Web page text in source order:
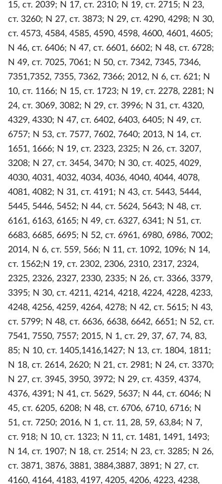
15, ст. 2039; N 17, ст. 2310; N 19, ст. 2715; N 23,
ст. 3260; N 27, ст. 3873; N 29, ст. 4290, 4298; N 30,
ст. 4573, 4584, 4585, 4590, 4598, 4600, 4601, 4605;
N 46, ст. 6406; N 47, ст. 6601, 6602; N 48, ст. 6728;
N 49, ст. 7025, 7061; N 50, ст. 7342, 7345, 7346,
7351,7352, 7355, 7362, 7366; 2012, N 6, ст. 621; N
10, ст. 1166; N 15, ст. 1723; N 19, ст. 2278, 2281; N
24, ст. 3069, 3082; N 29, ст. 3996; N 31, ст. 4320,
4329, 4330; N 47, ст. 6402, 6403, 6405; N 49, ст.
6757; N 53, ст. 7577, 7602, 7640; 2013, N 14, ст.
1651, 1666; N 19, ст. 2323, 2325; N 26, ст. 3207,
3208; N 27, ст. 3454, 3470; N 30, ст. 4025, 4029,
4030, 4031, 4032, 4034, 4036, 4040, 4044, 4078,
4081, 4082; N 31, ст. 4191; N 43, ст. 5443, 5444,
5445, 5446, 5452; N 44, ст. 5624, 5643; N 48, ст.
6161, 6163, 6165; N 49, ст. 6327, 6341; N 51, ст.
6683, 6685, 6695; N 52, ст. 6961, 6980, 6986, 7002;
2014, N 6, ст. 559, 566; N 11, ст. 1092, 1096; N 14,
ст. 1562;N 19, ст. 2302, 2306, 2310, 2317, 2324,
2325, 2326, 2327, 2330, 2335; N 26, ст. 3366, 3379,
3395; N 30, ст. 4211, 4214, 4218, 4224, 4228, 4233,
4248, 4256, 4259, 4264, 4278; N 42, ст. 5615; N 43,
ст. 5799; N 48, ст. 6636, 6638, 6642, 6651; N 52, ст.
7541, 7550, 7557; 2015, N 1, ст. 29, 37, 67, 74, 83,
85; N 10, ст. 1405,1416,1427; N 13, ст. 1804, 1811;
N 18, ст. 2614, 2620; N 21, ст. 2981; N 24, ст. 3370;
N 27, ст. 3945, 3950, 3972; N 29, ст. 4359, 4374,
4376, 4391; N 41, ст. 5629, 5637; N 44, ст. 6046; N
45, ст. 6205, 6208; N 48, ст. 6706, 6710, 6716; N
51, ст. 7250; 2016, N 1, ст. 11, 28, 59, 63,84; N 7,
ст. 918; N 10, ст. 1323; N 11, ст. 1481, 1491, 1493;
N 14, ст. 1907; N 18, ст. 2514; N 23, ст. 3285; N 26,
ст. 3871, 3876, 3881, 3884,3887, 3891; N 27, ст.
4160, 4164, 4183, 4197, 4205, 4206, 4223, 4238,